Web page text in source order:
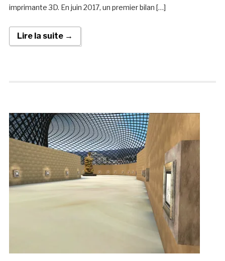
imprimante 3D. En juin 2017, un premier bilan […]
Lire la suite →